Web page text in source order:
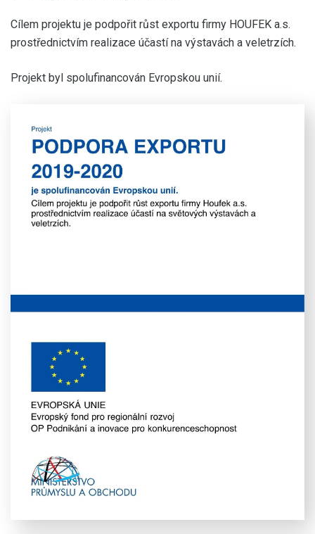
Cílem projektu je podpořit růst exportu firmy HOUFEK a.s.
prostřednictvím realizace účastí na výstavách a veletrzích.
Projekt byl spolufinancován Evropskou unií.